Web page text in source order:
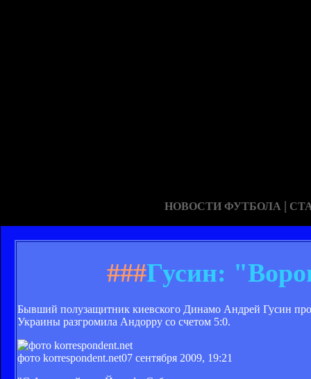
НОВОСТИ ФУТБОЛА |
###Гусин:
Бывший полузащитник киевского Динамо Андрей Гусин
Украины разгромила Андорру со счетом 5:0.
фото korrespondent.net07 сентября 2009, 19:21